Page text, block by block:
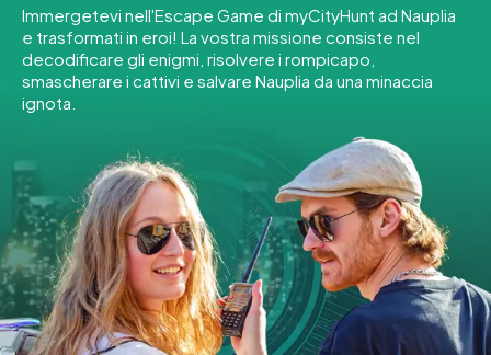
Tour
Team Building
INT AT CH
DE
ES
FR UK
IE
IT
NL
Prenota Biglietti
Immergetevi nell'Escape Game di myCityHunt ad Nauplia
e trasformati in eroi! La vostra missione consiste nel
decodificare gli enigmi, risolvere i rompicapo,
smascherare i cattivi e salvare Nauplia da una minaccia
ignota.